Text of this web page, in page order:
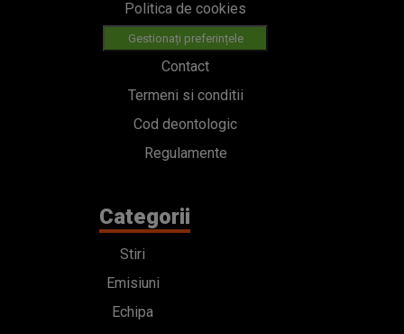
Politica de cookies
Gestionați preferințele
Contact
Termeni si conditii
Cod deontologic
Regulamente
Categorii
Stiri
Emisiuni
Echipa